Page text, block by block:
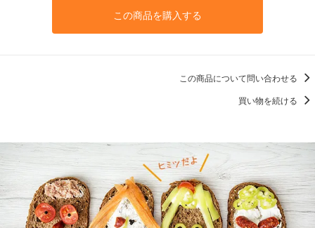
この商品を購入する
この商品について問い合わせる
買い物を続ける